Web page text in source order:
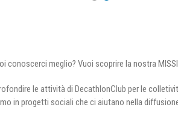
conoscerci meglio? Vuoi scoprire la nostra
le attività di DecathlonClub per le
in progetti sociali che ci aiutano nella